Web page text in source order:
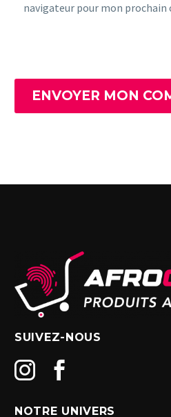
navigateur pour mon prochain
ENVOYER MON
SUIVEZ-NOUS
NOTRE UNIVERS